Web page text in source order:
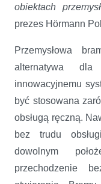
obiektach
prezes Hörmann
Przemysłowa
alternatywa dla
innowacyjnemu
być stosowana
obsługą ręczną.
bez trudu
dowolnym
przechodzenie